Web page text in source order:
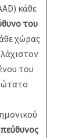
κάθε
του
χώρας
του